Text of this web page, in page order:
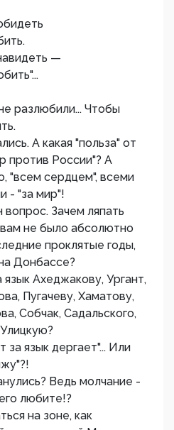
—
разлюбили... Чтобы
А какая "польза" от
против России"? А
"всем сердцем", всеми
- "за мир"!
Зачем ляпать
не было абсолютно
проклятые годы,
Донбассе?
язык Ахеджакову, Ургант,
Пугачеву, Хаматову,
Собчак, Садальского,
язык дергает"... Или
Ведь молчание -
любите!?
на зоне, как